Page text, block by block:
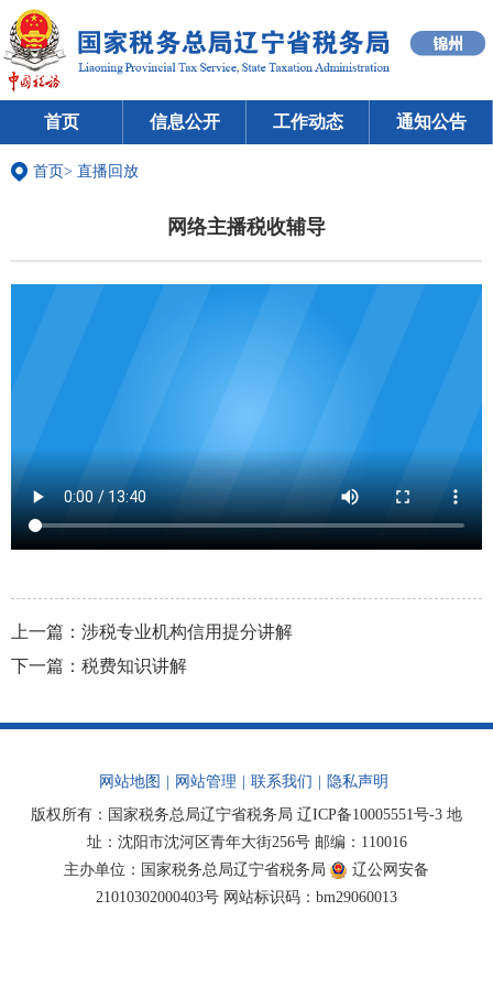
首页 信息公开 工作动态 通知公告
首页> 直播回放
网络主播税收辅导
上一篇： 涉税专业机构信用提分讲解
下一篇： 税费知识讲解
网站地图 | 网站管理 | 联系我们 | 隐私声明
版权所有：国家税务总局辽宁省税务局 辽ICP备10005551号-3 地
址：沈阳市沈河区青年大街256号 邮编：110016
主办单位：国家税务总局辽宁省税务局
辽公网安备
21010302000403号 网站标识码：bm29060013